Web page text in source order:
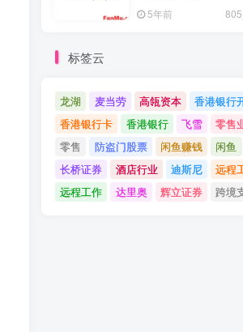
5年前
标签云
龙湖 麦当劳 高瓴资本
香港银行
香港银行卡
香港银行 飞雪
零售
零售
防盗门股票 闲鱼赚钱
闲鱼
长桥证券
酒店行业 迪斯尼
远程
远程工作
达里奥 辉立证券 跨境